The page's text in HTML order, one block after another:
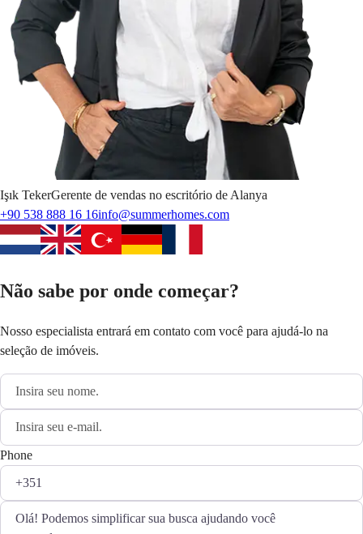
Işık TekerGerente de vendas no escritório de Alanya
+90 538 888 16 16info@summerhomes.com
Não sabe por onde começar?
Nosso especialista entrará em contato com você para ajudá-lo na
seleção de imóveis.
Phone